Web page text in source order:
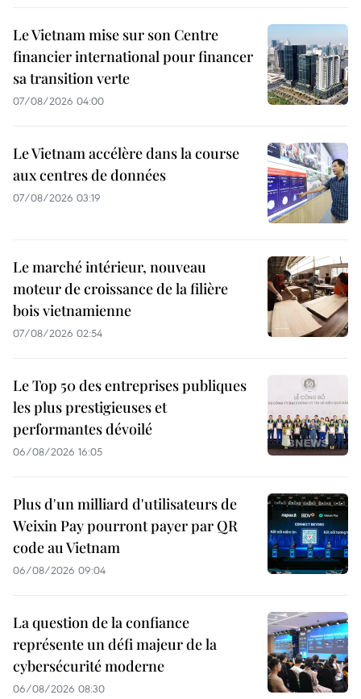
Le Vietnam mise sur son Centre
financier international pour financer
sa transition verte
07/08/2026 04:00
Le Vietnam accélère dans la course
aux centres de données
07/08/2026 03:19
Le marché intérieur, nouveau
moteur de croissance de la filière
bois vietnamienne
07/08/2026 02:54
Le Top 50 des entreprises publiques
les plus prestigieuses et
performantes dévoilé
06/08/2026 16:05
Plus d'un milliard d'utilisateurs de
Weixin Pay pourront payer par QR
code au Vietnam
06/08/2026 09:04
La question de la confiance
représente un défi majeur de la
cybersécurité moderne
06/08/2026 08:30